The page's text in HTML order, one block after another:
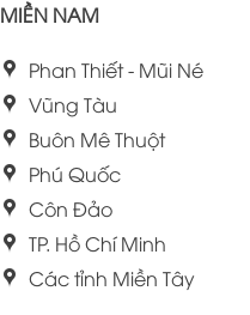
MIỀN NAM
Phan Thiết - Mũi Né
Vũng Tàu
Buôn Mê Thuột
Phú Quốc
Côn Đảo
TP. Hồ Chí Minh
Các tỉnh Miền Tây